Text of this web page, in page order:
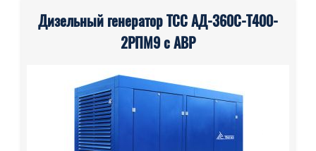
Дизельный генератор ТСС АД-360С-Т400-
2РПМ9 с АВР